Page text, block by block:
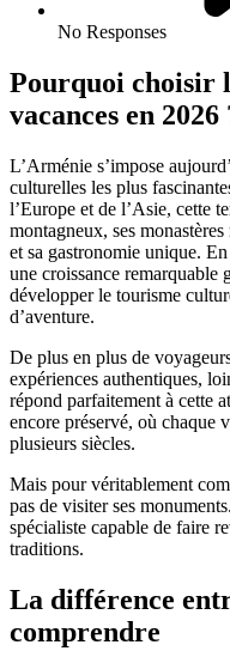
No Responses
Pourquoi choisir
vacances en 2026
L’Arménie s’impose
culturelles les plus
l’Europe et de l’Asie, cette
montagneux, ses
et sa gastronomie unique.
une croissance remarquable
développer le tourisme
d’aventure.
De plus en plus de
expériences authentiques,
répond parfaitement à cette
encore préservé, où chaque
plusieurs siècles.
Mais pour véritablement
pas de visiter ses
spécialiste capable de faire
traditions.
La différence
comprendre